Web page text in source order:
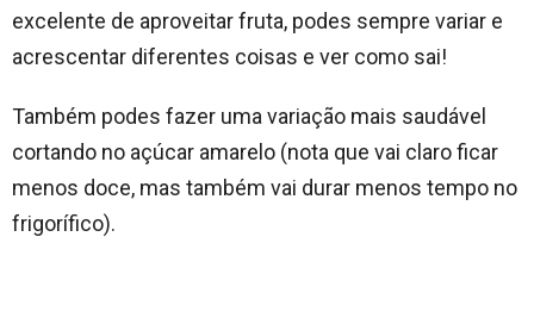
excelente de aproveitar fruta, podes sempre variar e
acrescentar diferentes coisas e ver como sai!
Também podes fazer uma variação mais saudável
cortando no açúcar amarelo (nota que vai claro ficar
menos doce, mas também vai durar menos tempo no
frigorífico).